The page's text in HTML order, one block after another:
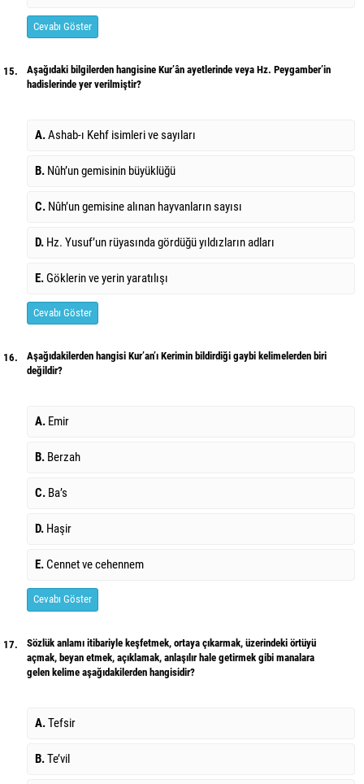
Cevabı Göster
15.
Aşağıdaki bilgilerden hangisine Kur’ân ayetlerinde veya Hz. Peygamber’in
hadislerinde yer verilmiştir?
A.Ashab-ı Kehf isimleri ve sayıları
B. Nûh’un gemisinin büyüklüğü
C. Nûh’un gemisine alınan hayvanların sayısı
D. Hz. Yusuf’un rüyasında gördüğü yıldızların adları
E.Göklerin ve yerin yaratılışı
Cevabı Göster
16.
Aşağıdakilerden hangisi Kur’an’ı Kerimin bildirdiği gaybi kelimelerden biri
değildir?
A. Emir
B. Berzah
C. Ba’s
D. Haşir
E.Cennet ve cehennem
Cevabı Göster
17.
Sözlük anlamı itibariyle keşfetmek, ortaya çıkarmak, üzerindeki örtüyü
açmak, beyan etmek, açıklamak, anlaşılır hale getirmek gibi manalara
gelen kelime aşağıdakilerden hangisidir?
A.Tefsir
B.Te’vil